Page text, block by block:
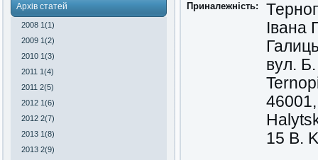
Архів статей
2008 1(1)
2009 1(2)
2010 1(3)
2011 1(4)
2011 2(5)
2012 1(6)
2012 2(7)
2013 1(8)
2013 2(9)
Приналежність:
Івана
вул.
15 B.